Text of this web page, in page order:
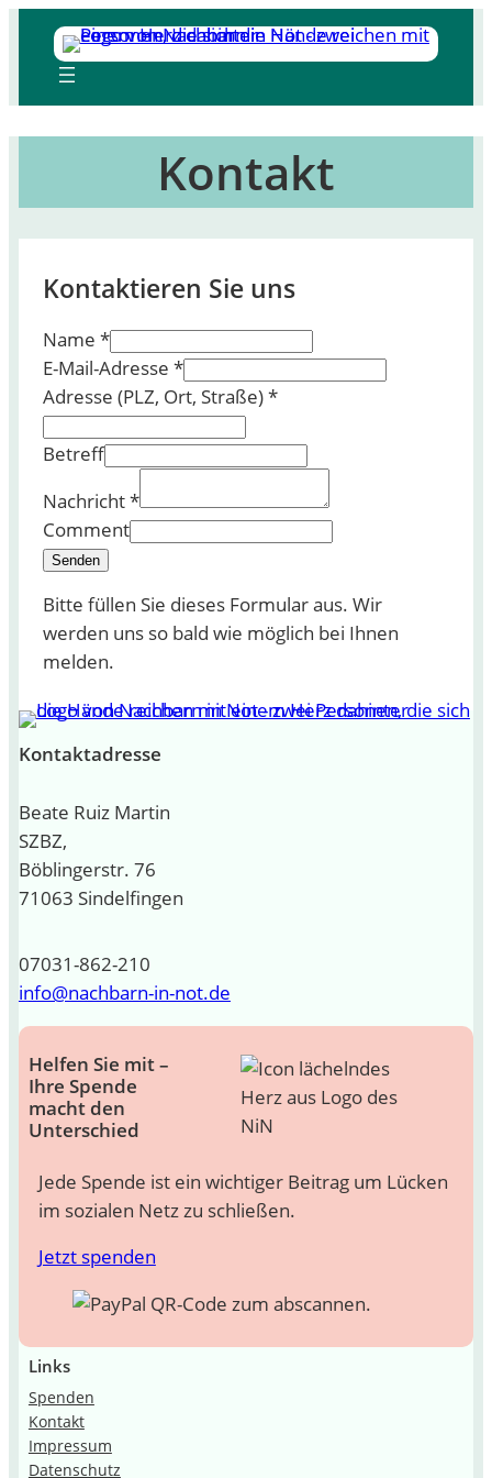
Inhalt
springen
Kontakt
Kontaktieren Sie uns
Name*
E-Mail-Adresse*
Adresse (PLZ, Ort, Straße)*
Betreff
Nachricht*
Comment
Senden
Bitte füllen Sie dieses Formular aus. Wir
werden uns so bald wie möglich bei Ihnen
melden.
Kontaktadresse
Beate Ruiz Martin
SZBZ,
Böblingerstr. 76
71063 Sindelfingen
07031-862-210
info@nachbarn-in-not.de
Helfen Sie mit –
Ihre Spende
macht den
Unterschied
Jede Spende ist ein wichtiger Beitrag um Lücken
im sozialen Netz zu schließen.
Jetzt spenden
Links
Spenden
Kontakt
Impressum
Datenschutz